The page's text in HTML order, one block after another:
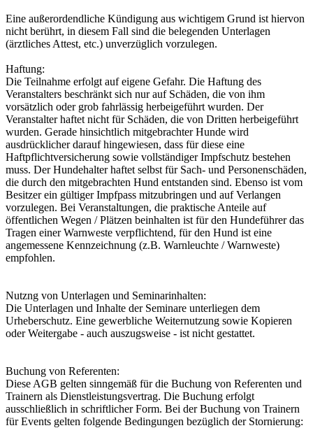
Eine außerordendliche Kündigung aus wichtigem Grund ist hiervon
nicht berührt, in diesem Fall sind die belegenden Unterlagen
(ärztliches Attest, etc.) unverzüglich vorzulegen.
Haftung:
Die Teilnahme erfolgt auf eigene Gefahr. Die Haftung des
Veranstalters beschränkt sich nur auf Schäden, die von ihm
vorsätzlich oder grob fahrlässig herbeigeführt wurden. Der
Veranstalter haftet nicht für Schäden, die von Dritten herbeigeführt
wurden. Gerade hinsichtlich mitgebrachter Hunde wird
ausdrücklicher darauf hingewiesen, dass für diese eine
Haftpflichtversicherung sowie vollständiger Impfschutz bestehen
muss. Der Hundehalter haftet selbst für Sach- und Personenschäden,
die durch den mitgebrachten Hund entstanden sind. Ebenso ist vom
Besitzer ein gültiger Impfpass mitzubringen und auf Verlangen
vorzulegen. Bei Veranstaltungen, die praktische Anteile auf
öffentlichen Wegen / Plätzen beinhalten ist für den Hundeführer das
Tragen einer Warnweste verpflichtend, für den Hund ist eine
angemessene Kennzeichnung (z.B. Warnleuchte / Warnweste)
empfohlen.
Nutzng von Unterlagen und Seminarinhalten:
Die Unterlagen und Inhalte der Seminare unterliegen dem
Urheberschutz. Eine gewerbliche Weiternutzung sowie Kopieren
oder Weitergabe - auch auszugsweise - ist nicht gestattet.
Buchung von Referenten:
Diese AGB gelten sinngemäß für die Buchung von Referenten und
Trainern als Dienstleistungsvertrag. Die Buchung erfolgt
ausschließlich in schriftlicher Form. Bei der Buchung von Trainern
für Events gelten folgende Bedingungen bezüglich der Stornierung: